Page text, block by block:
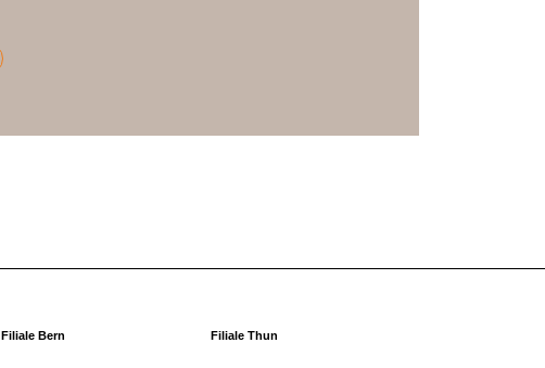
Filiale Bern Filiale Thun